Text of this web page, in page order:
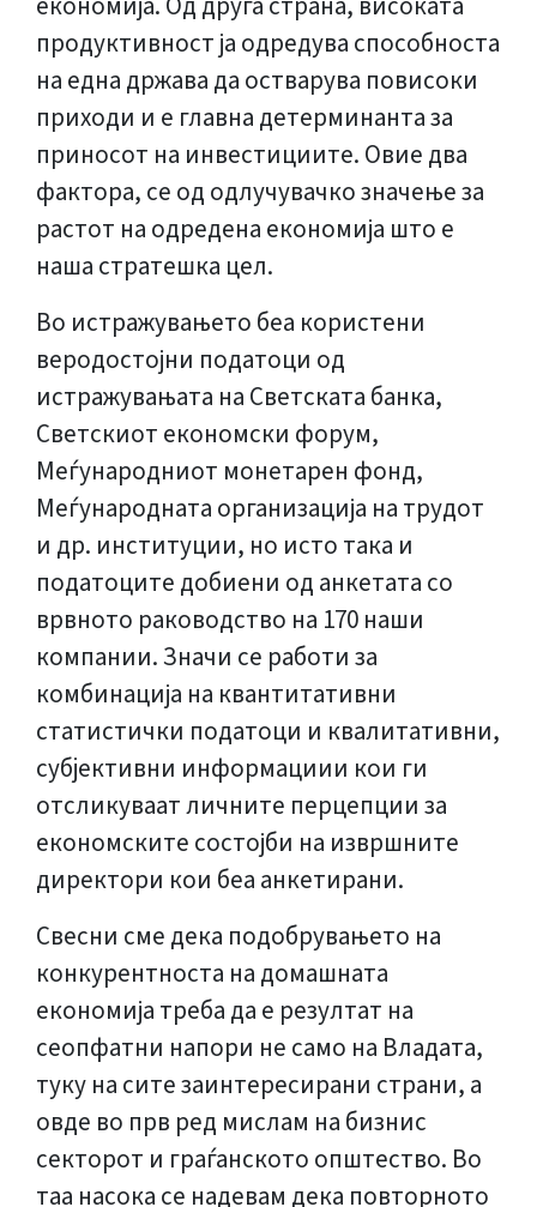
продуктивност ја одредува способноста
на една држава да остварува повисоки
приходи и е главна детерминанта за
приносот на инвестициите. Овие два
фактора, се од одлучувачко значење за
растот на одредена економија што е
наша стратешка цел.
Во истражувањето беа користени
веродостојни податоци од
истражувањата на Светската банка,
Светскиот економски форум,
Меѓународниот монетарен фонд,
Меѓународната организација на трудот
и др. институции, но исто така и
податоците добиени од анкетата со
врвното раководство на 170 наши
компании. Значи се работи за
комбинација на квантитативни
статистички податоци и квалитативни,
субjективни информациии кои ги
отсликуваат личните перцепции за
економските состојби на извршните
директори кои беа анкетирани.
Свесни сме дека подобрувањето на
конкурентноста на домашната
економија треба да е резултат на
сеопфатни напори не само на Владата,
туку на сите заинтересирани страни, а
овде во прв ред мислам на бизнис
секторот и граѓанското општество. Во
таа насока се надевам дека повторното